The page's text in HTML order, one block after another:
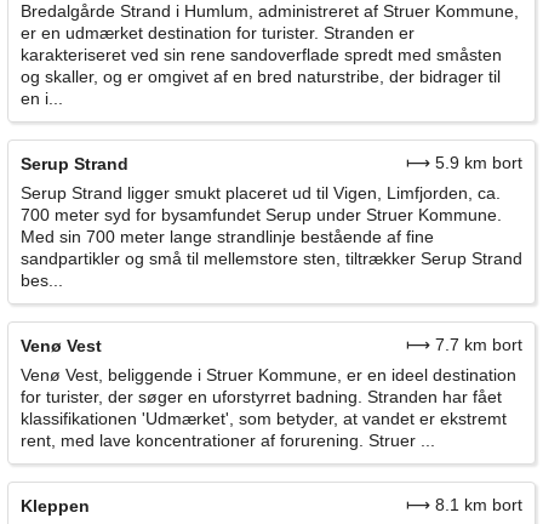
Bredalgårde Strand i Humlum, administreret af Struer Kommune,
er en udmærket destination for turister. Stranden er
karakteriseret ved sin rene sandoverflade spredt med småsten
og skaller, og er omgivet af en bred naturstribe, der bidrager til
en i...
Serup Strand
⟼ 5.9 km bort
Serup Strand ligger smukt placeret ud til Vigen, Limfjorden, ca.
700 meter syd for bysamfundet Serup under Struer Kommune.
Med sin 700 meter lange strandlinje bestående af fine
sandpartikler og små til mellemstore sten, tiltrækker Serup Strand
bes...
Venø Vest
⟼ 7.7 km bort
Venø Vest, beliggende i Struer Kommune, er en ideel destination
for turister, der søger en uforstyrret badning. Stranden har fået
klassifikationen 'Udmærket', som betyder, at vandet er ekstremt
rent, med lave koncentrationer af forurening. Struer ...
Kleppen
⟼ 8.1 km bort